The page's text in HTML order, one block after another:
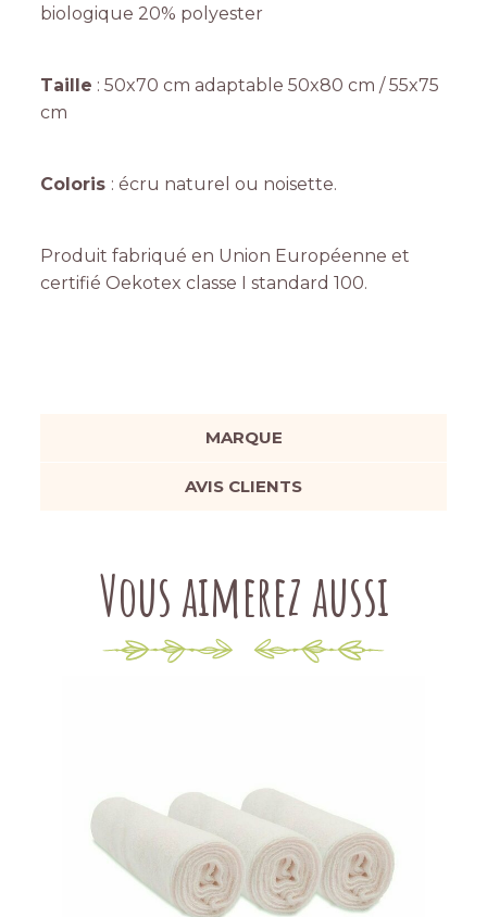
biologique 20% polyester
Taille : 50x70 cm adaptable 50x80 cm / 55x75
cm
Coloris : écru naturel ou noisette.
Produit fabriqué en Union Européenne et
certifié Oekotex classe I standard 100.
MARQUE
AVIS CLIENTS
Vous aimerez aussi